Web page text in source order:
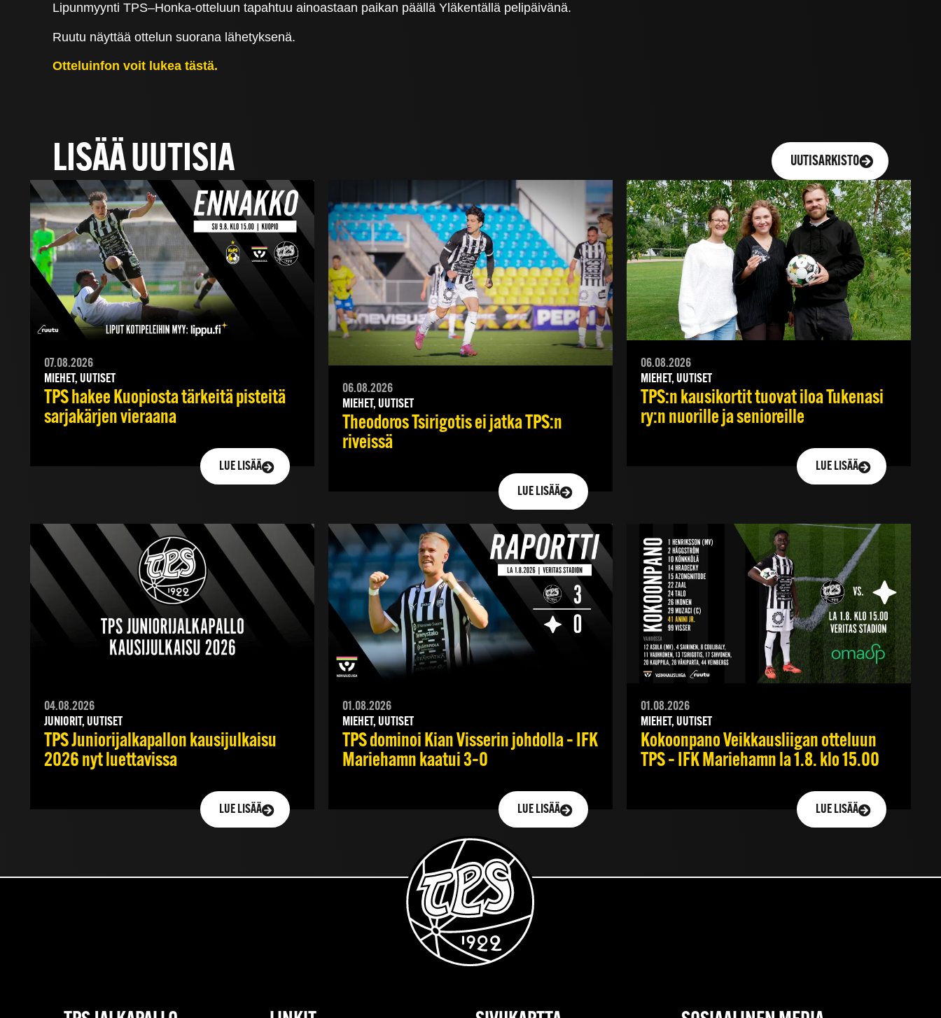
Lipunmyynti TPS–Honka-otteluun tapahtuu ainoastaan paikan päällä Yläkentällä pelipäivänä.
Ruutu näyttää ottelun suorana lähetyksenä.
Otteluinfon voit lukea tästä.
LISÄÄ UUTISIA UUTISARKISTO
07.08.2026
MIEHET, UUTISET
TPS hakee Kuopiosta tärkeitä pisteitä
sarjakärjen vieraana
LUE LISÄÄ
06.08.2026
MIEHET, UUTISET
Theodoros Tsirigotis ei jatka TPS:n
riveissä
LUE LISÄÄ
06.08.2026
MIEHET, UUTISET
TPS:n kausikortit tuovat iloa Tukenasi
ry:n nuorille ja senioreille
LUE LISÄÄ
04.08.2026
JUNIORIT, UUTISET
TPS Juniorijalkapallon kausijulkaisu
2026 nyt luettavissa
LUE LISÄÄ
01.08.2026
MIEHET, UUTISET
TPS dominoi Kian Visserin johdolla – IFK
Mariehamn kaatui 3–0
LUE LISÄÄ
01.08.2026
MIEHET, UUTISET
Kokoonpano Veikkausliigan otteluun
TPS – IFK Mariehamn la 1.8. klo 15.00
LUE LISÄÄ